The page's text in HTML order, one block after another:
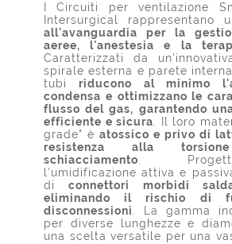
I Circuiti per ventilazione
Intersurgical rappresentano
all'avanguardia per la
aeree, l'anestesia e la
Caratterizzati da
spirale esterna e parete
tubi riducono al minimo
condensa e ottimizzano le
flusso del gas, garantendo
efficiente e sicura . Il loro
grade" è atossico e privo di
resistenza alla
schiacciamento .
l'umidificazione attiva e
diconnettori morbidi
eliminando il rischio di
disconnessioni
. La gamma
per diverse lunghezze e
una scelta versatile per una